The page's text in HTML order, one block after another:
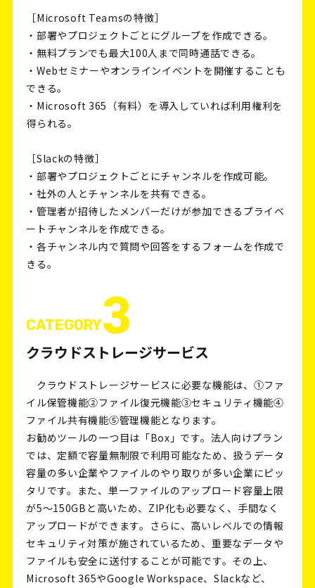
［Microsoft Teamsの特徴］
・部署やプロジェクトごとにグループを作成できる。
・無料プランでも最大100人まで同時通話できる。
・Webセミナーやオンラインイベントを開催することも
できる。
・Microsoft 365（有料）を導入していれば利用権利を
得られる。
［Slackの特徴］
・部署やプロジェクトごとにチャンネルを作成可能。
・社外の人とチャンネルを共有できる。
・管理者が招待したメンバーだけが参加できるプライベ
ートチャンネルを作成できる。
・各チャンネル内で質問や回答をするフォームを作成で
きる。
CATEGORY3
クラウドストレージサービス
クラウドストレージサービスに必要な機能は、①ファ
イル保管機能②ファイル復元機能③セキュリティ機能④
ファイル共有機能⑤管理機能となります。
お勧めツールの一つ目は「Box」です。法人向けプラン
では、定額で容量無制限で利用可能なため、扱うデータ
容量の多い企業やファイルのやり取りが多い企業にピッ
タリです。また、単一ファイルのアップロード容量上限
が5〜150GBと高いため、ZIP化も必要なく、手間なく
アップロードができます。さらに、高いレベルでの情報
セキュリティ対策が施されているため、重要なデータや
ファイルも安全に送付することが可能です。その上、
Microsoft 365やGoogle Workspace、Slackなど、